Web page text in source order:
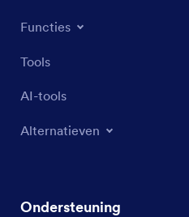
Functies
Tools
AI-tools
Alternatieven
Ondersteuning